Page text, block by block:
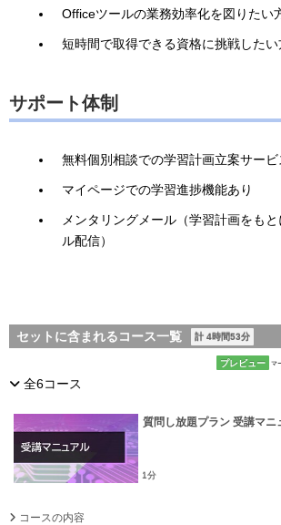
Officeツールの業務効率化を図りたい
短時間で取得できる資格に挑戦したい
サポート体制
無料個別相談での学習計画立案サービ
マイページでの学習進捗機能あり
メンタリングメール（学習計画をも
ル配信）
セットに含まれるコース一覧 計 4時間53分
プレビュー マ
全6コース
質問し放題プラン 受講マニ
1分
コースの内容